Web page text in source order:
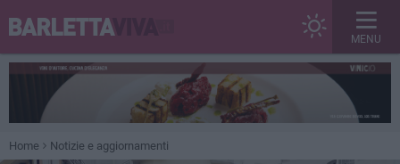
MENU
Home Notizie e aggiornamenti